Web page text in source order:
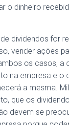
o dinheiro
dividendos for
vender ações
os casos, a
na empresa e o
a mesma.
que os
devem se